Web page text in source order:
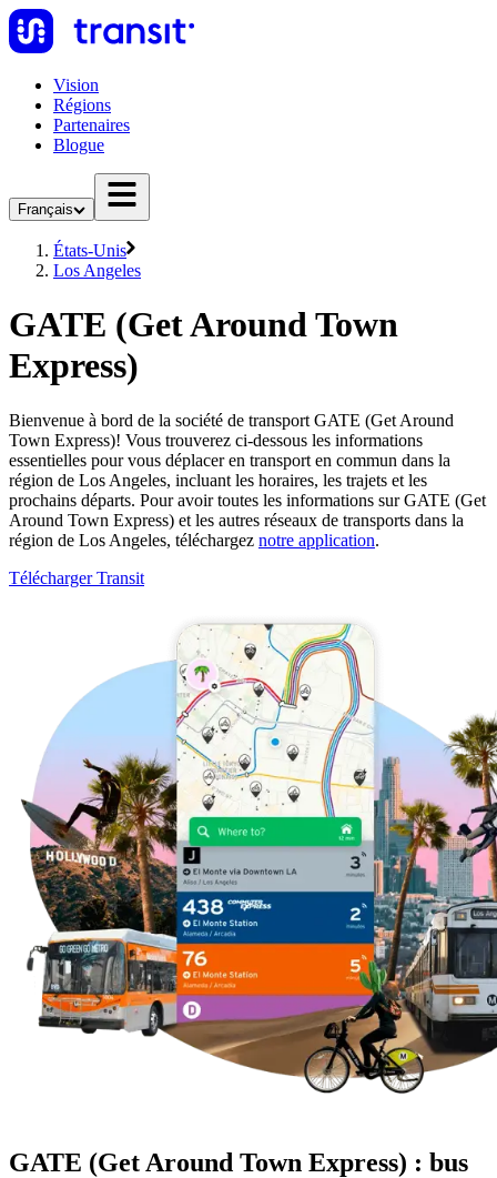
Vision
Régions
Partenaires
Blogue
Français
États-Unis
Los Angeles
GATE (Get Around Town
Express)
Bienvenue à bord de la société de transport GATE (Get Around
Town Express)! Vous trouverez ci-dessous les informations
essentielles pour vous déplacer en transport en commun dans la
région de Los Angeles, incluant les horaires, les trajets et les
prochains départs. Pour avoir toutes les informations sur GATE (Get
Around Town Express) et les autres réseaux de transports dans la
région de Los Angeles, téléchargez notre application.
Télécharger Transit
GATE (Get Around Town Express) : bus